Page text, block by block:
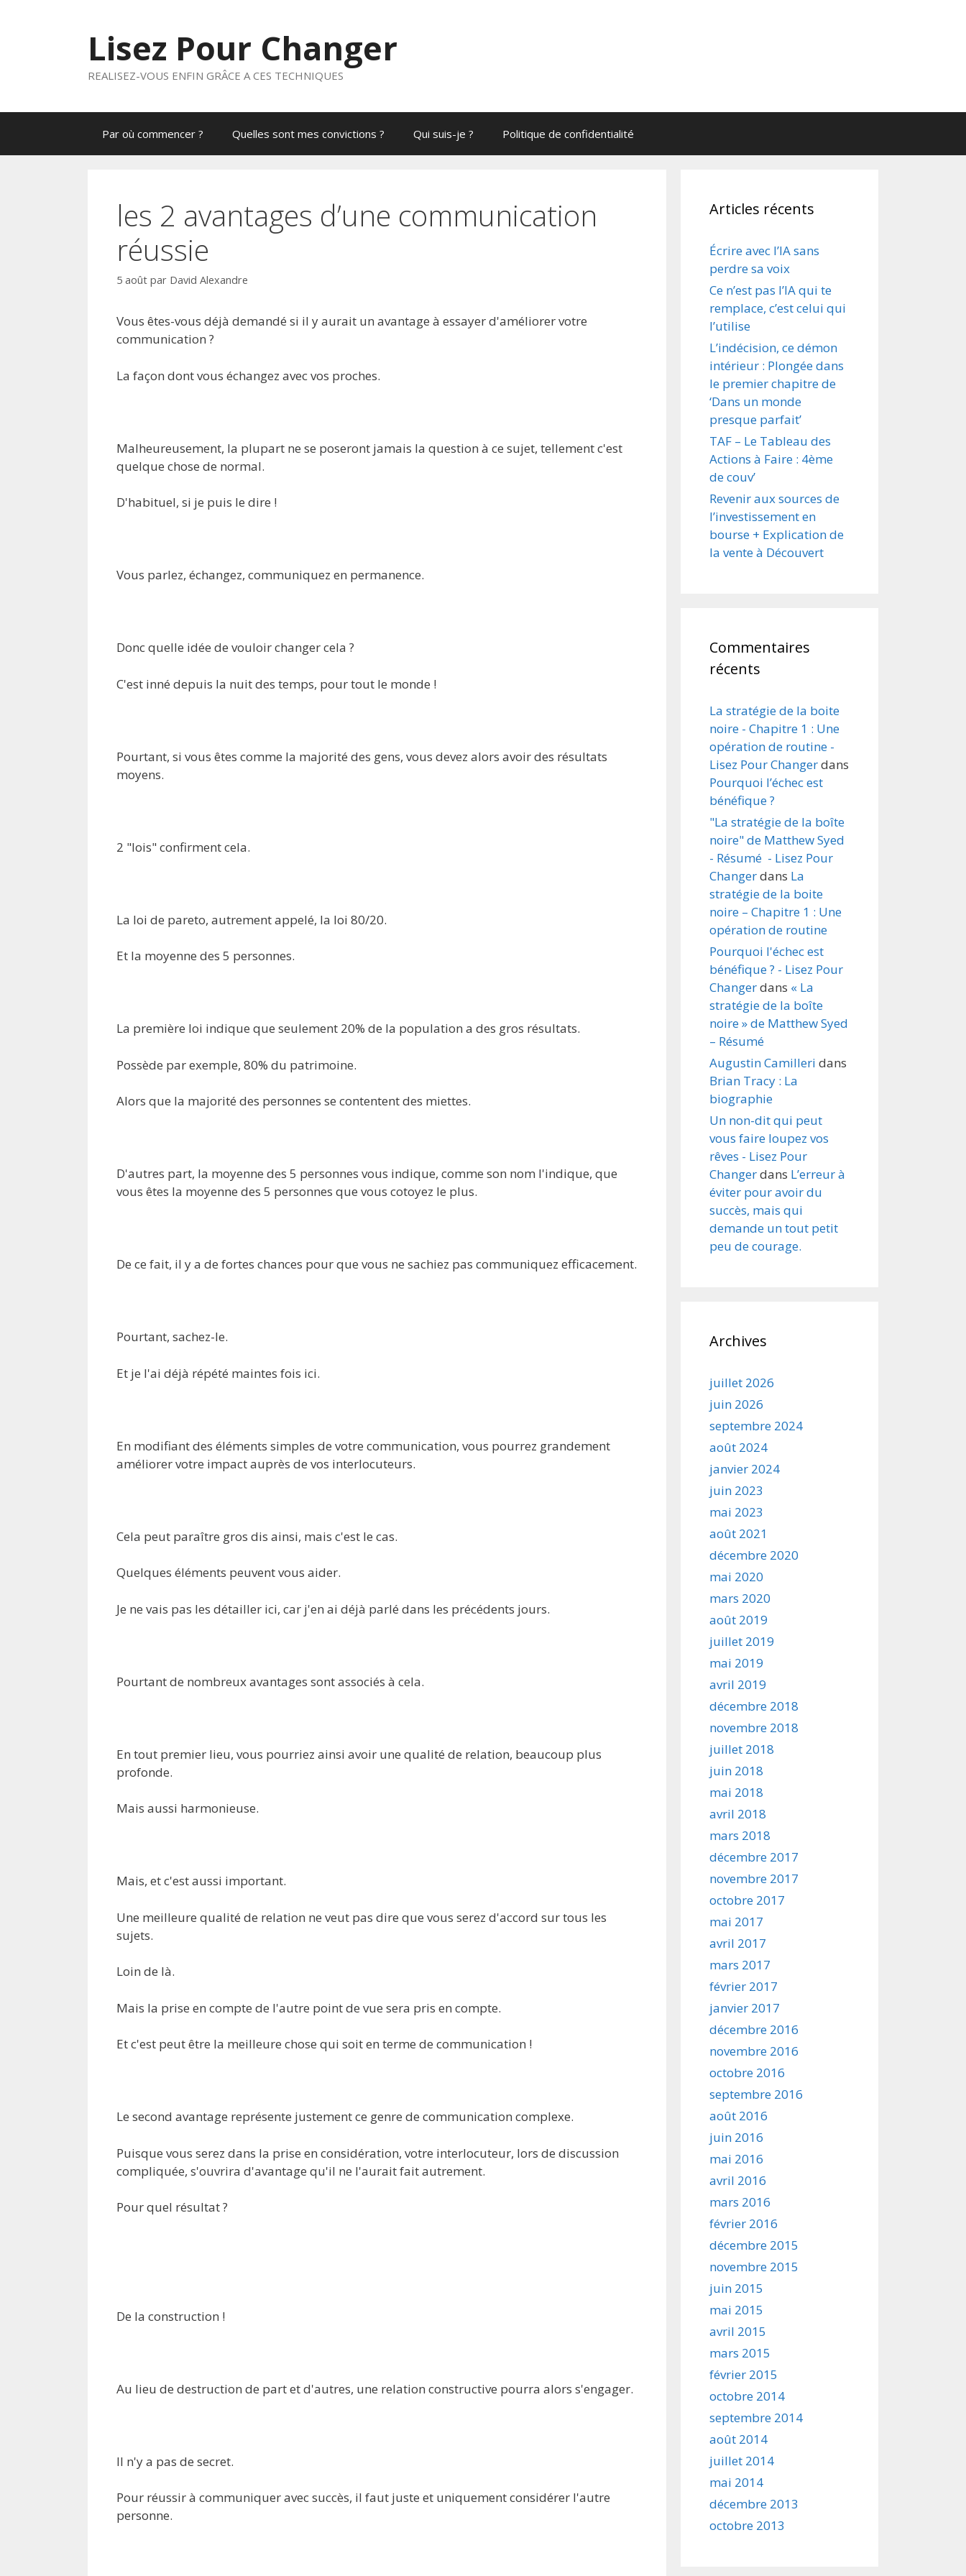
Lisez Pour Changer
REALISEZ-VOUS ENFIN GRÂCE A CES TECHNIQUES
Par où commencer ? Quelles sont mes convictions ? Qui suis-je ? Politique de confidentialité
les 2 avantages d’une communication
réussie
5 août par David Alexandre
Vous êtes-vous déjà demandé si il y aurait un avantage à essayer d'améliorer votre
communication ?
La façon dont vous échangez avec vos proches.
Malheureusement, la plupart ne se poseront jamais la question à ce sujet, tellement c'est
quelque chose de normal.
D'habituel, si je puis le dire !
Vous parlez, échangez, communiquez en permanence.
Donc quelle idée de vouloir changer cela ?
C'est inné depuis la nuit des temps, pour tout le monde !
Pourtant, si vous êtes comme la majorité des gens, vous devez alors avoir des résultats
moyens.
2 "lois" confirment cela.
La loi de pareto, autrement appelé, la loi 80/20.
Et la moyenne des 5 personnes.
La première loi indique que seulement 20% de la population a des gros résultats.
Possède par exemple, 80% du patrimoine.
Alors que la majorité des personnes se contentent des miettes.
D'autres part, la moyenne des 5 personnes vous indique, comme son nom l'indique, que
vous êtes la moyenne des 5 personnes que vous cotoyez le plus.
De ce fait, il y a de fortes chances pour que vous ne sachiez pas communiquez efficacement.
Pourtant, sachez-le.
Et je l'ai déjà répété maintes fois ici.
En modifiant des éléments simples de votre communication, vous pourrez grandement
améliorer votre impact auprès de vos interlocuteurs.
Cela peut paraître gros dis ainsi, mais c'est le cas.
Quelques éléments peuvent vous aider.
Je ne vais pas les détailler ici, car j'en ai déjà parlé dans les précédents jours.
Pourtant de nombreux avantages sont associés à cela.
En tout premier lieu, vous pourriez ainsi avoir une qualité de relation, beaucoup plus
profonde.
Mais aussi harmonieuse.
Mais, et c'est aussi important.
Une meilleure qualité de relation ne veut pas dire que vous serez d'accord sur tous les
sujets.
Loin de là.
Mais la prise en compte de l'autre point de vue sera pris en compte.
Et c'est peut être la meilleure chose qui soit en terme de communication !
Le second avantage représente justement ce genre de communication complexe.
Puisque vous serez dans la prise en considération, votre interlocuteur, lors de discussion
compliquée, s'ouvrira d'avantage qu'il ne l'aurait fait autrement.
Pour quel résultat ?
De la construction !
Au lieu de destruction de part et d'autres, une relation constructive pourra alors s'engager.
Il n'y a pas de secret.
Pour réussir à communiquer avec succès, il faut juste et uniquement considérer l'autre
personne.
Articles récents
Écrire avec l’IA sans
perdre sa voix
Ce n’est pas l’IA qui te
remplace, c’est celui qui
l’utilise
L’indécision, ce démon
intérieur : Plongée dans
le premier chapitre de
‘Dans un monde
presque parfait’
TAF – Le Tableau des
Actions à Faire : 4ème
de couv’
Revenir aux sources de
l’investissement en
bourse + Explication de
la vente à Découvert
Commentaires
récents
La stratégie de la boite
noire - Chapitre 1 : Une
opération de routine -
Lisez Pour Changerdans
Pourquoi l’échec est
bénéfique ?
"La stratégie de la boîte
noire" de Matthew Syed
- Résumé - Lisez Pour
Changerdans La
stratégie de la boite
noire – Chapitre 1 : Une
opération de routine
Pourquoi l'échec est
bénéfique ? - Lisez Pour
Changerdans « La
stratégie de la boîte
noire » de Matthew Syed
– Résumé
Augustin Camilleri dans
Brian Tracy : La
biographie
Un non-dit qui peut
vous faire loupez vos
rêves - Lisez Pour
Changerdans L’erreur à
éviter pour avoir du
succès, mais qui
demande un tout petit
peu de courage.
Archives
juillet 2026
juin 2026
septembre 2024
août 2024
janvier 2024
juin 2023
mai 2023
août 2021
décembre 2020
mai 2020
mars 2020
août 2019
juillet 2019
mai 2019
avril 2019
décembre 2018
novembre 2018
juillet 2018
juin 2018
mai 2018
avril 2018
mars 2018
décembre 2017
novembre 2017
octobre 2017
mai 2017
avril 2017
mars 2017
février 2017
janvier 2017
décembre 2016
novembre 2016
octobre 2016
septembre 2016
août 2016
juin 2016
mai 2016
avril 2016
mars 2016
février 2016
décembre 2015
novembre 2015
juin 2015
mai 2015
avril 2015
mars 2015
février 2015
octobre 2014
septembre 2014
août 2014
juillet 2014
mai 2014
décembre 2013
octobre 2013